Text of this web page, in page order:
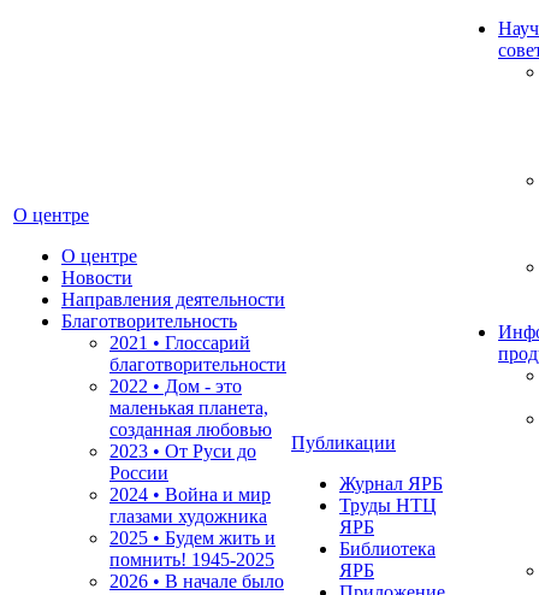
О центре
О центре
Новости
Направления деятельности
Благотворительность
2021 • Глоссарий
благотворительности
2022 • Дом - это
маленькая планета,
созданная любовью
2023 • От Руси до
России
2024 • Война и мир
глазами художника
2025 • Будем жить и
помнить! 1945-2025
2026 • В начале было
Публикации
Журнал ЯРБ
Труды НТЦ
ЯРБ
Библиотека
ЯРБ